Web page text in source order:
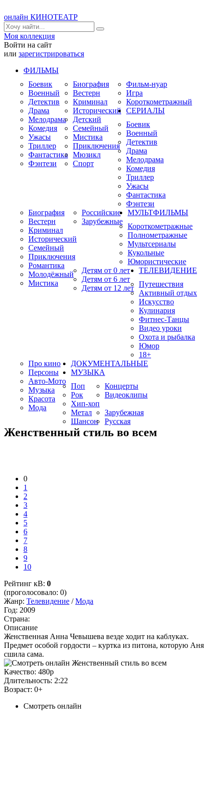
онлайн КИНОТЕАТР
Моя коллекция
Войти на сайт
или зарегистрироваться
ФИЛЬМЫ
Боевик
Военный
Детектив
Драма
Мелодрама
Комедия
Ужасы
Триллер
Фантастика
Фэнтези
Биография
Вестерн
Криминал
Исторический
Детский
Семейный
Мистика
Приключения
Мюзикл
Спорт
Фильм-нуар
Игра
Короткометражный
СЕРИАЛЫ
Боевик
Военный
Детектив
Драма
Мелодрама
Комедия
Триллер
Ужасы
Фантастика
Фэнтези
Биография
Вестерн
Криминал
Исторический
Семейный
Приключения
Романтика
Молодёжный
Мистика
Российские
Зарубежные
МУЛЬТФИЛЬМЫ
Короткометражные
Полнометражные
Мультсериалы
Кукольные
Юмористические
Детям от 0 лет
Детям от 6 лет
Детям от 12 лет
ТЕЛЕВИДЕНИЕ
Путешествия
Активный отдых
Искусство
Кулинария
Фитнес-Танцы
Видео уроки
Охота и рыбалка
Юмор
18+
Про кино
Персоны
Авто-Мото
Музыка
Красота
Мода
ДОКУМЕНТАЛЬНЫЕ
МУЗЫКА
Поп
Рок
Хип-хоп
Метал
Шансон
Концерты
Видеоклипы
Зарубежная
Русская
Женственный стиль во всем
0
1
2
3
4
5
6
7
8
9
10
Рейтинг кВ: 0
(проголосовало: 0)
Жанр: Телевидение /Мода
Год: 2009
Страна:
Описание
Женственная Анна Чевышева везде ходит на каблуках.
Предмет особой гордости – куртка из питона, которую Аня
сшила сама.
Качество: 480p
Длительность: 2:22
Возраст: 0+
Смотреть онлайн